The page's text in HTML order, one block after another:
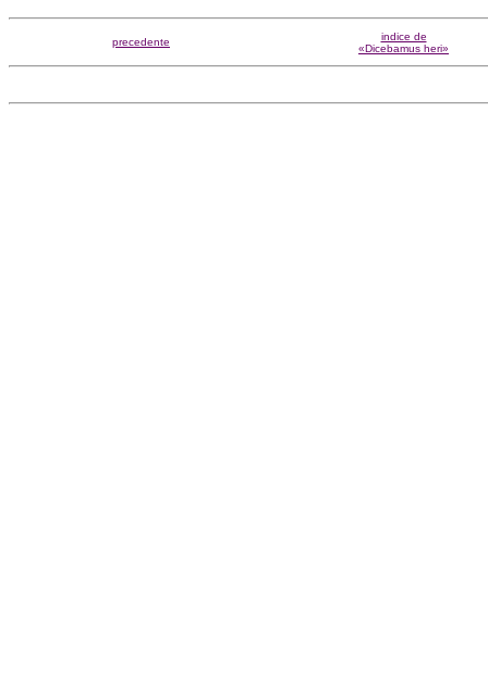
precedente
indice de
«Dicebamus heri»